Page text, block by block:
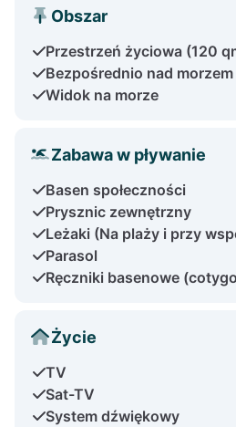
Obszar
Przestrzeń życiowa (120
Bezpośrednio nad morzem
Widok na morze
Zabawa w pływanie
Basen społeczności
Prysznic zewnętrzny
Leżaki (Na plaży i przy
Parasol
Ręczniki basenowe
Życie
TV
Sat-TV
System dźwiękowy